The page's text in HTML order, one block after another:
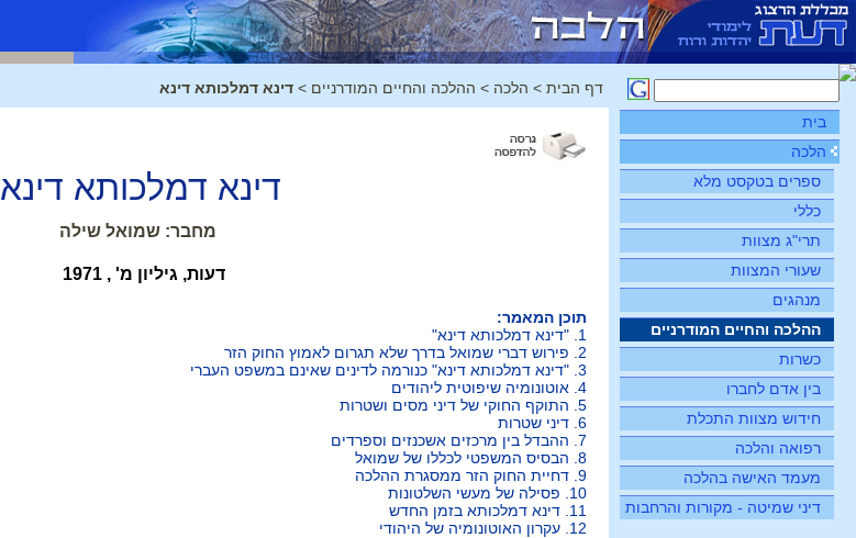
בית
הלכה
ספרים בטקסט מלא
כללי
תרי"ג מצוות
שעורי המצוות
מנהגים
ההלכה והחיים המודרניים
כשרות
בין אדם לחברו
חידוש מצוות התכלת
רפואה והלכה
מעמד האישה בהלכה
דיני שמיטה - מקורות והרחבות
דף הבית > הלכה > ההלכה והחיים המודרניים > דינא דמלכותא דינא
דינא דמלכותא דינא
מחבר: שמואל שילה
דעות, גיליון מ' , 1971
תוכן המאמר:
1. "דינא דמלכותא דינא"
2. פירוש דברי שמואל בדרך שלא תגרום לאמוץ החוק הזר
3. "דינא דמלכותא דינא" כנורמה לדינים שאינם במשפט העברי
4. אוטונומיה שיפוטית ליהודים
5. התוקף החוקי של דיני מסים ושטרות
6. דיני שטרות
7. ההבדל בין מרכזים אשכנזים וספרדים
8. הבסיס המשפטי לכללו של שמואל
9. דחיית החוק הזר ממסגרת ההלכה
10. פסילה של מעשי השלטונות
11. דינא דמלכותא בזמן החדש
12. עקרון האוטונומיה של היהודי